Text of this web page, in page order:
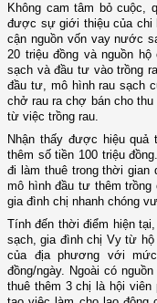
Không cam tâm bỏ cuộc,
được sự giới thiệu của chi
cận nguồn vốn vay nước
20 triệu đồng và nguồn
sạch và đầu tư vào trồng
đầu tư, mô hình rau sạch
chở rau ra chợ bán cho thu
từ việc trồng rau.
Nhận thấy được hiệu
thêm số tiền 100 triệu
đi làm thuê trong thời gian
mô hình đầu tư thêm
gia đình chị nhanh chóng
Tính đến thời điểm hiện
sạch, gia đình chị Vy từ
của địa phương với
đồng/ngày. Ngoài có
thuê thêm 3 chị là hội